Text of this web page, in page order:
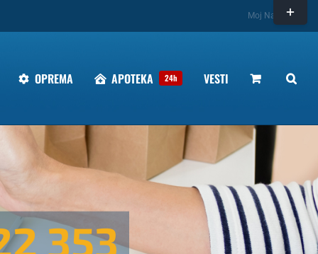
Moj Nalog
OPREMA APOTEKA 24h VESTI
353
Toggle
Sliding
Bar